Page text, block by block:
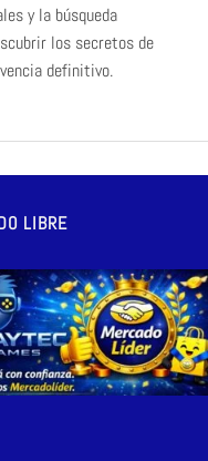
y la búsqueda
los secretos de
definitivo.
LIBRE